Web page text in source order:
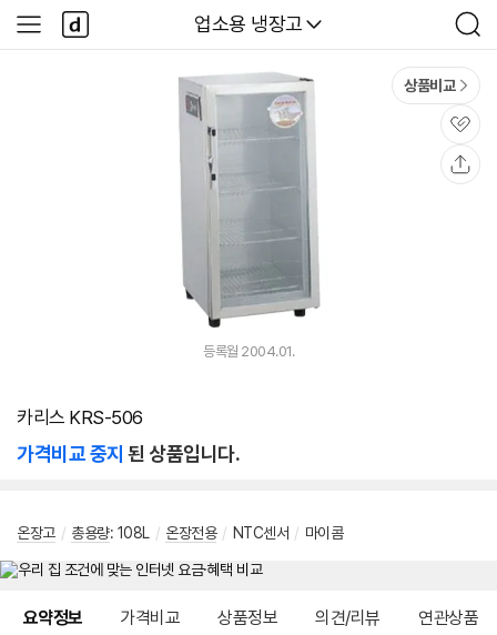
다나와
업소용 냉장고
검
색
사
이
다
나
와
상품비교
관
심
등록월 2004.01.
카리스 KRS-506
가격비교 중지 된 상품입니다.
온장고 / 총용량: 108L / 온장전용 / NTC센서 / 마이콤
요약정보 가격비교 상품정보 의견/리뷰 연관상품